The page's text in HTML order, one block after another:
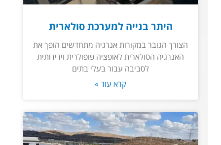
היתר בנייה למערכת סולארית
הצורך הגובר במקורות אנרגיה מתחדשים הופך את
האנרגיה הסולארית לאופציה פופולרית וידידותית
לסביבה עבור בעלי בתים
קרא עוד »